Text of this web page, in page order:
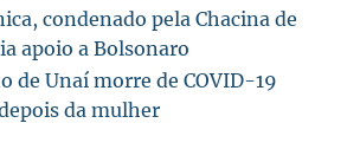
condenado pela Chacina de
apoio a Bolsonaro
de Unaí morre de COVID-19
da mulher